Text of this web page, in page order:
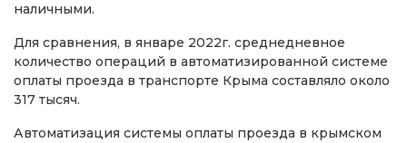
наличными.
Для сравнения, в январе 2022г. среднедневное
количество операций в автоматизированной системе
оплаты проезда в транспорте Крыма составляло около
317 тысяч.
Автоматизация системы оплаты проезда в крымском